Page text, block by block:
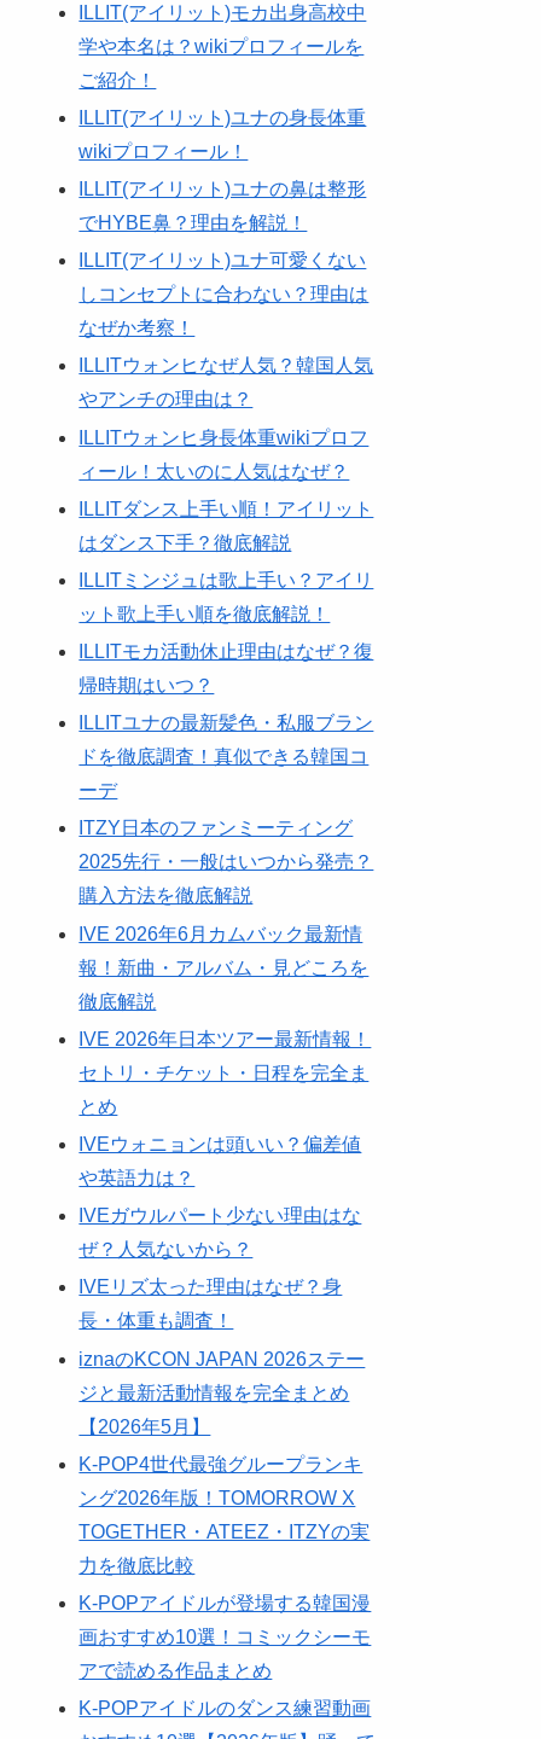
ILLIT(アイリット)モカ出身高校中
学や本名は？wikiプロフィールを
ご紹介！
ILLIT(アイリット)ユナの身長体重
wikiプロフィール！
ILLIT(アイリット)ユナの鼻は整形
でHYBE鼻？理由を解説！
ILLIT(アイリット)ユナ可愛くない
しコンセプトに合わない？理由は
なぜか考察！
ILLITウォンヒなぜ人気？韓国人気
やアンチの理由は？
ILLITウォンヒ身長体重wikiプロフ
ィール！太いのに人気はなぜ？
ILLITダンス上手い順！アイリット
はダンス下手？徹底解説
ILLITミンジュは歌上手い？アイリ
ット歌上手い順を徹底解説！
ILLITモカ活動休止理由はなぜ？復
帰時期はいつ？
ILLITユナの最新髪色・私服ブラン
ドを徹底調査！真似できる韓国コ
ーデ
ITZY日本のファンミーティング
2025先行・一般はいつから発売？
購入方法を徹底解説
IVE 2026年6月カムバック最新情
報！新曲・アルバム・見どころを
徹底解説
IVE 2026年日本ツアー最新情報！
セトリ・チケット・日程を完全ま
とめ
IVEウォニョンは頭いい？偏差値
や英語力は？
IVEガウルパート少ない理由はな
ぜ？人気ないから？
IVEリズ太った理由はなぜ？身
長・体重も調査！
iznaのKCON JAPAN 2026ステー
ジと最新活動情報を完全まとめ
【2026年5月】
K-POP4世代最強グループランキ
ング2026年版！TOMORROW X
TOGETHER・ATEEZ・ITZYの実
力を徹底比較
K-POPアイドルが登場する韓国漫
画おすすめ10選！コミックシーモ
アで読める作品まとめ
K-POPアイドルのダンス練習動画